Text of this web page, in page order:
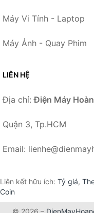
Máy Vi Tính - Laptop
Máy Ảnh - Quay Phim
LIÊN HỆ
Địa chỉ:Điện Máy
Quận 3, Tp.HCM
Email:
Liên kết hữu ích: Tỷ giá,
Coin
© 2026 –